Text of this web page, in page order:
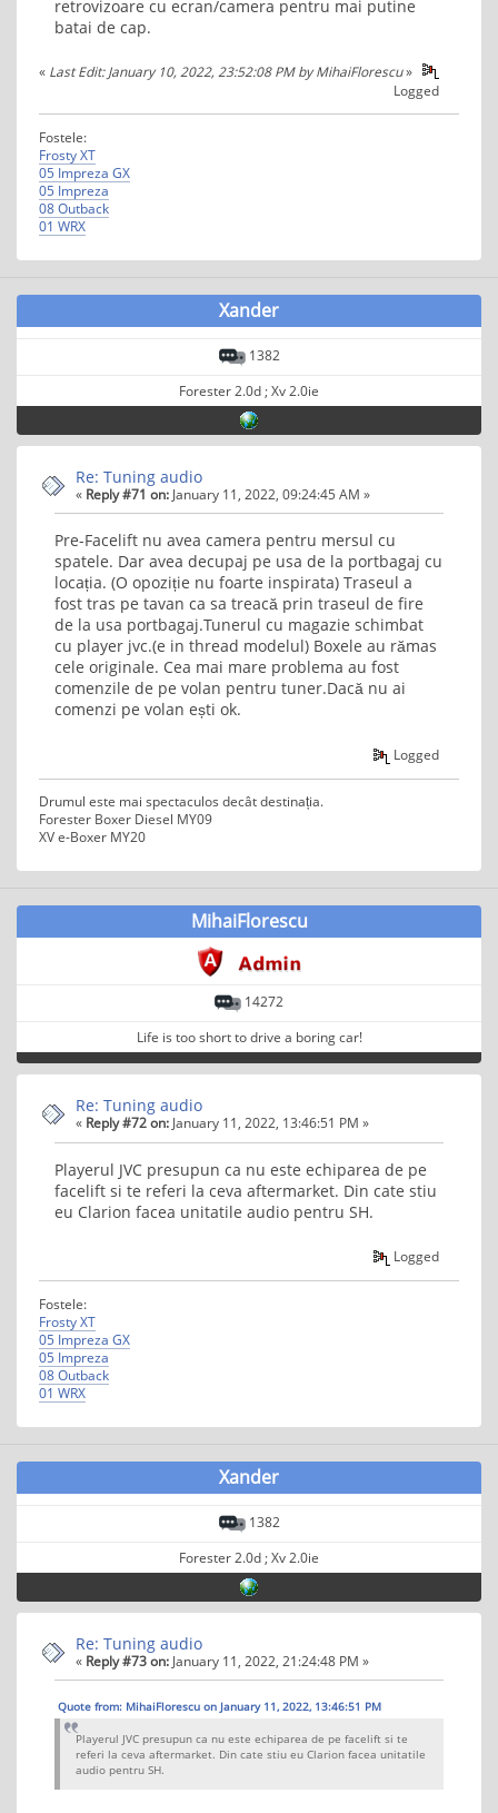
retrovizoare cu ecran/camera pentru mai putine
batai de cap.
« Last Edit: January 10, 2022, 23:52:08 PM by MihaiFlorescu»
Logged
Fostele:
Frosty XT
05 Impreza GX
05 Impreza
08 Outback
01 WRX
Xander
1382
Forester 2.0d ; Xv 2.0ie
Re: Tuning audio
« Reply #71 on: January 11, 2022, 09:24:45 AM »
Pre-Facelift nu avea camera pentru mersul cu
spatele. Dar avea decupaj pe usa de la portbagaj cu
locația. (O opoziție nu foarte inspirata) Traseul a
fost tras pe tavan ca sa treacă prin traseul de fire
de la usa portbagaj.Tunerul cu magazie schimbat
cu player jvc.(e in thread modelul) Boxele au rămas
cele originale. Cea mai mare problema au fost
comenzile de pe volan pentru tuner.Dacă nu ai
comenzi pe volan ești ok.
Logged
Drumul este mai spectaculos decât destinația.
Forester Boxer Diesel MY09
XV e-Boxer MY20
MihaiFlorescu
14272
Life is too short to drive a boring car!
Re: Tuning audio
« Reply #72 on: January 11, 2022, 13:46:51 PM »
Playerul JVC presupun ca nu este echiparea de pe
facelift si te referi la ceva aftermarket. Din cate stiu
eu Clarion facea unitatile audio pentru SH.
Logged
Fostele:
Frosty XT
05 Impreza GX
05 Impreza
08 Outback
01 WRX
Xander
1382
Forester 2.0d ; Xv 2.0ie
Re: Tuning audio
« Reply #73 on: January 11, 2022, 21:24:48 PM »
Quote from: MihaiFlorescu on January 11, 2022, 13:46:51 PM
Playerul JVC presupun ca nu este echiparea de pe facelift si te
referi la ceva aftermarket. Din cate stiu eu Clarion facea unitatile
audio pentru SH.